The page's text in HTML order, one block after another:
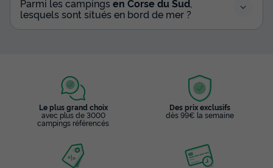
Parmi les campings en Corse du Sud,
lesquels sont situés en bord de mer ?
Le plus grand choix
avec plus de 3000
campings référencés
Des prix exclusifs
dès 99€ la semaine